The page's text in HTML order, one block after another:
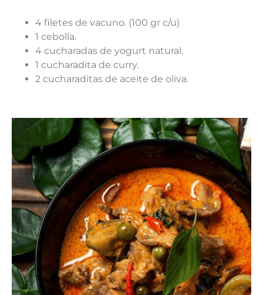
4 filetes de vacuno. (100 gr c/u)
1 cebolla.
4 cucharadas de yogurt natural.
1 cucharadita de curry.
2 cucharaditas de aceite de oliva.